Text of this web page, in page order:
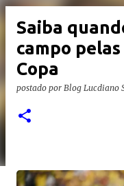
Saiba
campo
Copa
postado por Blog Lucdiano